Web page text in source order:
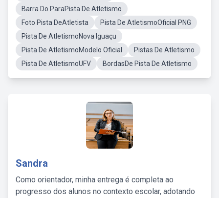
Barra Do ParaPista De Atletismo
Foto Pista DeAtletista
Pista De AtletismoOficial PNG
Pista De AtletismoNova Iguaçu
Pista De AtletismoModelo Oficial
Pistas De Atletismo
Pista De AtletismoUFV
BordasDe Pista De Atletismo
Sandra
Como orientador, minha entrega é completa ao
progresso dos alunos no contexto escolar, adotando